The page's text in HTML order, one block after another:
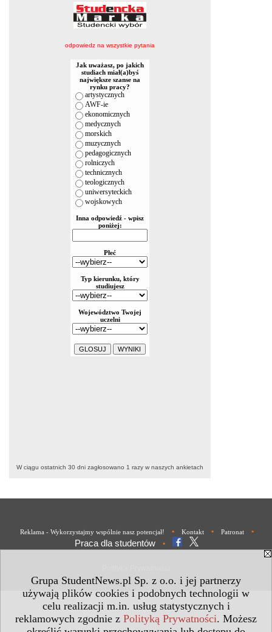
Grupa StudentNews.pl Sp. z o.o. i jej partnerzy
używają plików cookies i podobnych technologii w
celu realizacji m.in. usług statystycznych i
reklamowych zgodnie z Polityką Prywatności. Możesz
odpowiedz na wszystkie pytania
W ciągu ostatnich 30 dni zagłosowano 1 razy w naszych ankietach
Reklama - Wykorzystajmy wspólnie nasz potencjał! • Kontakt • Patronat •
Praca dla studentów •